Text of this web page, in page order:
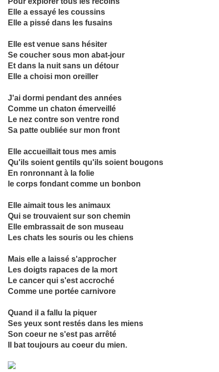
Elle a essayé les coussins
Elle a pissé dans les fusains
Elle est venue sans hésiter
Se coucher sous mon abat-jour
Et dans la nuit sans un détour
Elle a choisi mon oreiller
J'ai dormi pendant des années
Comme un chaton émerveillé
Le nez contre son ventre rond
Sa patte oubliée sur mon front
Elle accueillait tous mes amis
Qu'ils soient gentils qu'ils soient bougons
En ronronnant à la folie
le corps fondant comme un bonbon
Elle aimait tous les animaux
Qui se trouvaient sur son chemin
Elle embrassait de son museau
Les chats les souris ou les chiens
Mais elle a laissé s'approcher
Les doigts rapaces de la mort
Le cancer qui s'est accroché
Comme une portée carnivore
Quand il a fallu la piquer
Ses yeux sont restés dans les miens
Son coeur ne s'est pas arrêté
Il bat toujours au coeur du mien.